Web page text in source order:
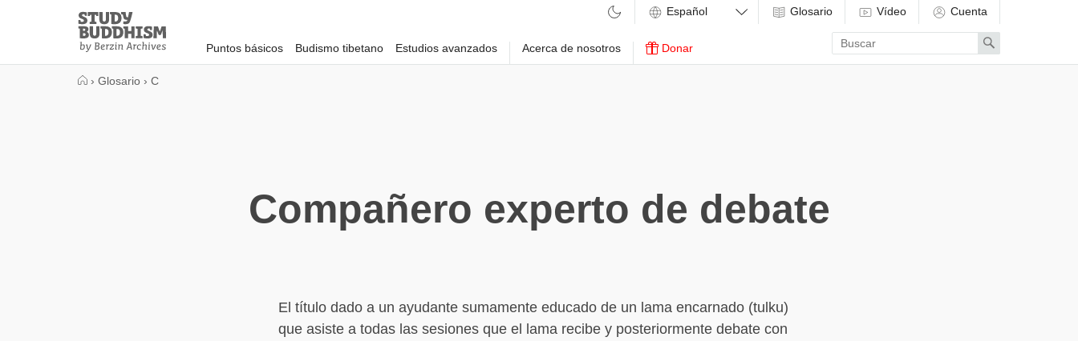
Study
Buddhism
Home
Puntos básicos Budismo tibetano Estudios avanzados Acerca de nosotros Donar
Glosario Vídeo Cuenta
Enter
search
term
Search
› Glosario › C
Compañero experto de debate
El título dado a un ayudante sumamente educado de un lama encarnado (tulku)
que asiste a todas las sesiones que el lama recibe y posteriormente debate con